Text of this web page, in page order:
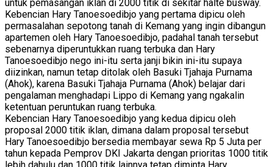
untuk pemasangan iklan di 2000 titik di sekitar halte busway.
Kebencian Hary Tanoesoedibjo yang pertama dipicu oleh
permasalahan sepotong tanah di Kemang yang ingin dibangun
apartemen oleh Hary Tanoesoedibjo, padahal tanah tersebut
sebenarnya diperuntukkan ruang terbuka dan Hary
Tanoesoedibjo nego ini-itu serta janji bikin ini-itu supaya
diizinkan, namun tetap ditolak oleh Basuki Tjahaja Purnama
(Ahok), karena Basuki Tjahaja Purnama (Ahok) belajar dari
pengalaman menghadapi Lippo di Kemang yang ngakalin
ketentuan peruntukan ruang terbuka.
Kebencian Hary Tanoesoedibjo yang kedua dipicu oleh
proposal 2000 titik iklan, dimana dalam proposal tersebut
Hary Tanoesoedibjo bersedia membayar sewa Rp 5 Juta per
tahun kepada Pemprov DKI Jakarta dengan prioritas 1000 titik